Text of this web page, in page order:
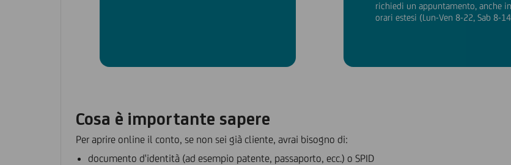
richiedi un appuntamento, anche in
orari estesi (Lun-Ven 8-22, Sab 8-
Cosa è importante sapere
Per aprire online il conto, se non sei già cliente, avrai bisogno di:
documento d'identità (ad esempio patente, passaporto, ecc.) o SPID